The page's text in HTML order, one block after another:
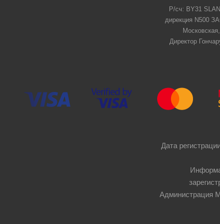
Р/сч: BY31
дирекция N500
Директор
Дата
Администрация